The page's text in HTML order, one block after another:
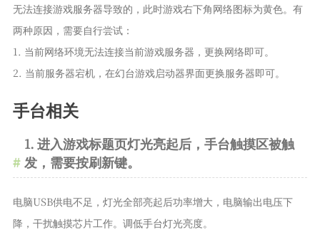
无法连接游戏服务器导致的，此时游戏右下角网络图标为黄色。有
两种原因，需要自行尝试：
1. 当前网络环境无法连接当前游戏服务器，更换网络即可。
2. 当前服务器宕机，在幻台游戏启动器界面更换服务器即可。
手台相关
1. 进入游戏标题页灯光亮起后，手台触摸区被触
发，需要按刷新键。
电脑USB供电不足，灯光全部亮起后功率增大，电脑输出电压下
降，干扰触摸芯片工作。调低手台灯光亮度。